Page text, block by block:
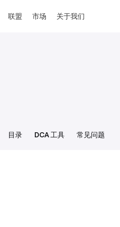
联盟 市场 关于我们
目录 DCA 工具 常见问题